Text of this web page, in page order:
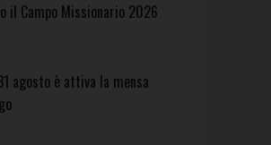
il Campo Missionario 2026
agosto è attiva la mensa